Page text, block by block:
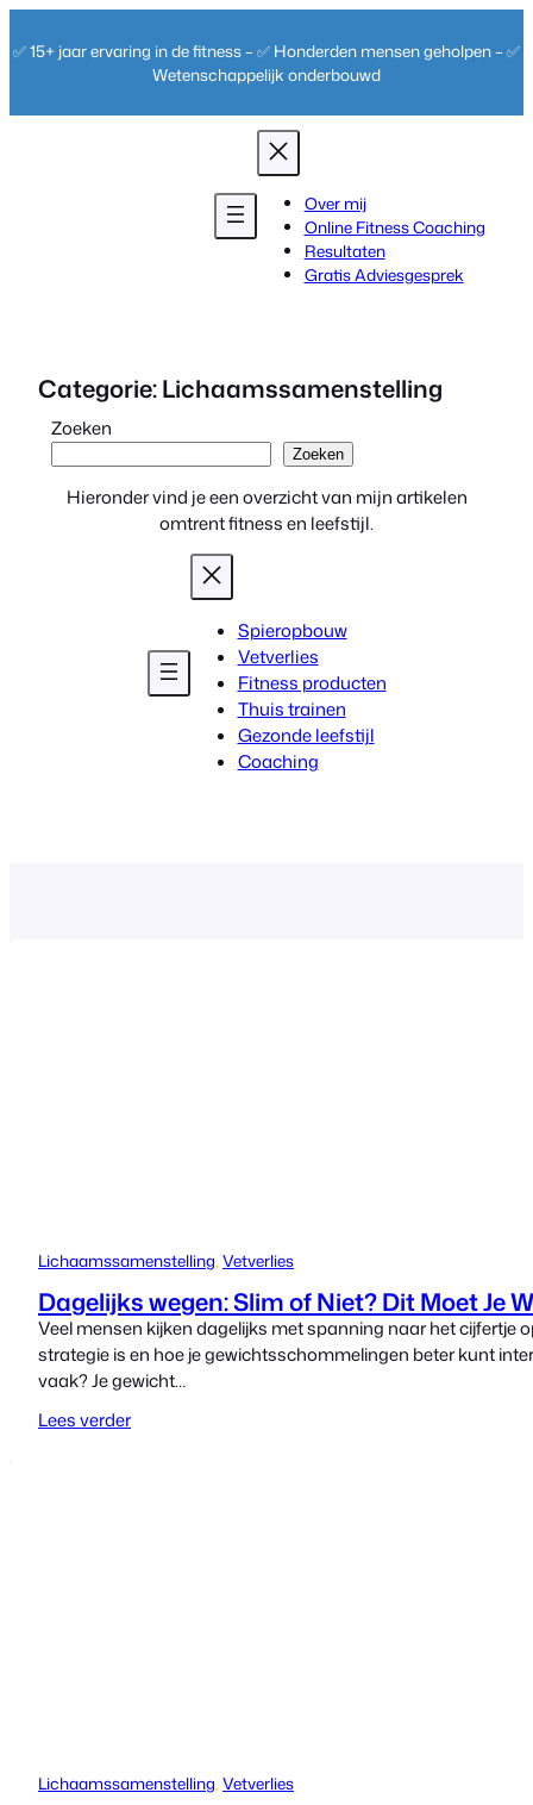
naar
✅ 15+ jaar ervaring in de fitness – ✅ Honderden mensen geholpen – ✅
Wetenschappelijk onderbouwd
Over mij
Online Fitness Coaching
Resultaten
Gratis Adviesgesprek
Categorie:Lichaamssamenstelling
Zoeken
Zoeken
Hieronder vind je een overzicht van mijn artikelen
omtrent fitness en leefstijl.
Spieropbouw
Vetverlies
Fitness producten
Thuis trainen
Gezonde leefstijl
Coaching
Lichaamssamenstelling, Vetverlies
Dagelijks wegen: Slim of Niet? Dit Moet Je
Veel mensen kijken dagelijks met spanning naar het cijfertje
strategie is en hoe je gewichtsschommelingen beter kunt
vaak? Je gewicht…
Lees verder
Lichaamssamenstelling, Vetverlies